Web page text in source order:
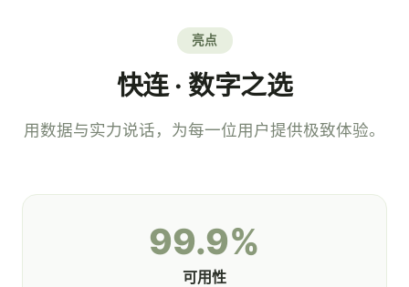
亮点
快连 · 数字之选
用数据与实力说话，为每一位用户提供极致体验。
99.9%
可用性